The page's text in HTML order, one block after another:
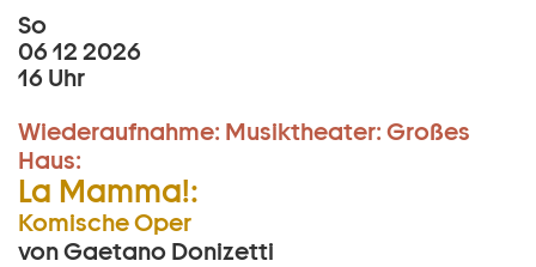
So
06 12 2026
16 Uhr
Wiederaufnahme: Musiktheater: Großes
Haus:
La Mamma!:
Komische Oper
von Gaetano Donizetti